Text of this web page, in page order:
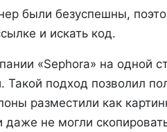
были безуспешны,
и искать код.
«Sephora» на одной
Такой подход позволил
разместили как
даже не могли